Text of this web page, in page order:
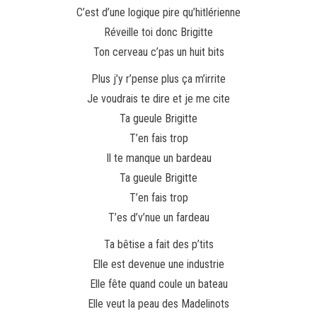
C’est d’une logique pire qu’hitlérienne
Réveille toi donc Brigitte
Ton cerveau c’pas un huit bits
Plus j’y r’pense plus ça m’irrite
Je voudrais te dire et je me cite
Ta gueule Brigitte
T’en fais trop
Il te manque un bardeau
Ta gueule Brigitte
T’en fais trop
T’es d’v’nue un fardeau
Ta bêtise a fait des p’tits
Elle est devenue une industrie
Elle fête quand coule un bateau
Elle veut la peau des Madelinots